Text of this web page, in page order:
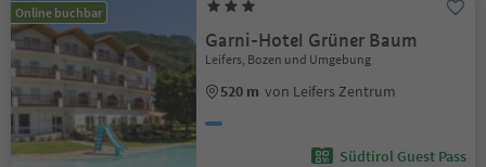
Online buchbar
Garni-Hotel Grüner Baum
Leifers, Bozen und Umgebung
520 m von Leifers Zentrum
Südtirol Guest Pass